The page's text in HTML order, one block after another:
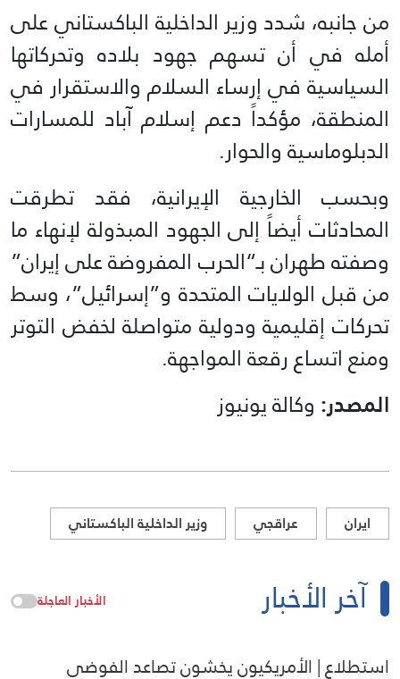
من جانبه، شدد وزير الداخلية الباكستاني على
أمله في أن تسهم جهود بلاده وتحركاتها
السياسية في إرساء السلام والاستقرار في
المنطقة، مؤكداً دعم إسلام آباد للمسارات
الدبلوماسية والحوار.
وبحسب الخارجية الإيرانية، فقد تطرقت
المحادثات أيضاً إلى الجهود المبذولة لإنهاء ما
وصفته طهران بـ“الحرب المفروضة على إيران”
من قبل الولايات المتحدة و”إسرائيل”، وسط
تحركات إقليمية ودولية متواصلة لخفض التوتر
ومنع اتساع رقعة المواجهة.
المصدر: وكالة يونيوز
ايران عراقجي وزير الداخلية الباكستاني
آخر الأخبار الأخبار العاجلة
استطلاع | الأمريكيون يخشون تصاعد الفوضى